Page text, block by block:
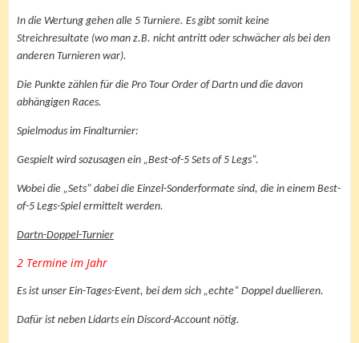
In die Wertung gehen alle 5 Turniere. Es gibt somit keine
Streichresultate (wo man z.B. nicht antritt oder schwächer als bei den
anderen Turnieren war).
Die Punkte zählen für die Pro Tour Order of Dartn und die davon
abhängigen Races.
Spielmodus im Finalturnier:
Gespielt wird sozusagen ein „Best-of-5 Sets of 5 Legs“.
Wobei die „Sets“ dabei die Einzel-Sonderformate sind, die in einem Best-
of-5 Legs-Spiel ermittelt werden.
Dartn-Doppel-Turnier
2 Termine im Jahr
Es ist unser Ein-Tages-Event, bei dem sich „echte“ Doppel duellieren.
Dafür ist neben Lidarts ein Discord-Account nötig.